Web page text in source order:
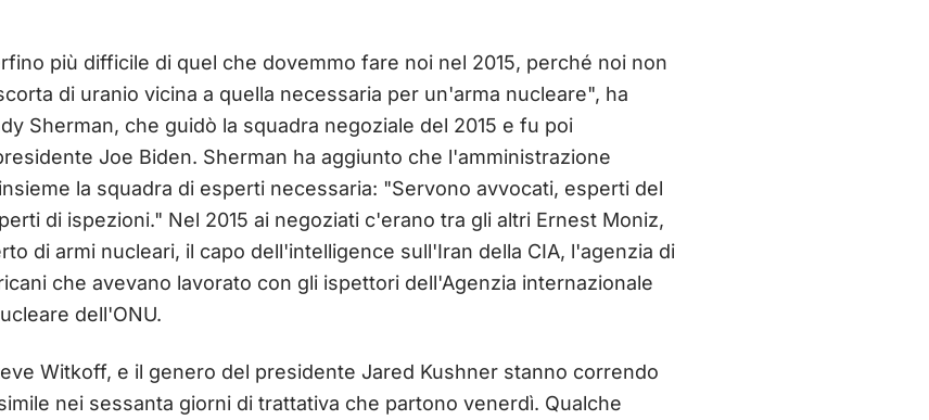
più difficile di quel che dovemmo fare noi nel 2015, perché noi non
di uranio vicina a quella necessaria per un'arma nucleare", ha
Sherman, che guidò la squadra negoziale del 2015 e fu poi
Joe Biden. Sherman ha aggiunto che l'amministrazione
la squadra di esperti necessaria: "Servono avvocati, esperti del
di ispezioni." Nel 2015 ai negoziati c'erano tra gli altri Ernest Moniz,
di armi nucleari, il capo dell'intelligence sull'Iran della CIA, l'agenzia di
che avevano lavorato con gli ispettori dell'Agenzia internazionale
dell'ONU.
Witkoff, e il genero del presidente Jared Kushner stanno correndo
nei sessanta giorni di trattativa che partono venerdì. Qualche